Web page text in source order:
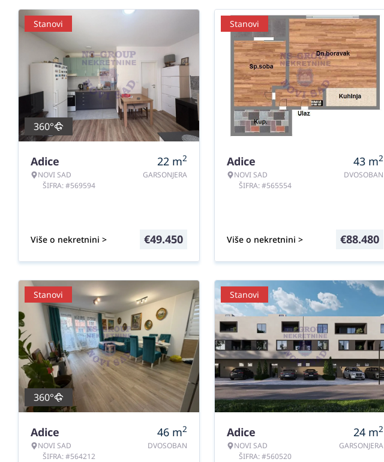
Stanovi
360°
Adice
NOVI SAD
ŠIFRA: #569594
22 m2
GARSONJERA
Više o nekretnini > €49.450
Stanovi
Adice
NOVI SAD
ŠIFRA: #565554
43 m2
DVOSOBAN
Više o nekretnini > €88.480
Stanovi
360°
Adice
NOVI SAD
ŠIFRA: #564212
46 m2
DVOSOBAN
Stanovi
Adice
NOVI SAD
ŠIFRA: #560520
24 m2
GARSONJERA